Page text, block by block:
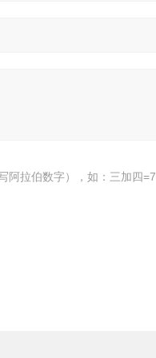
阿拉伯数字），如：三加四=7